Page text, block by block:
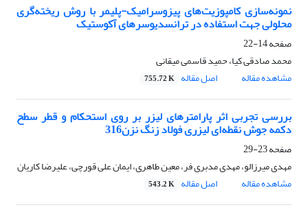
نمونه‌سازی کامپوزیت‌های پیزوسرامیک-پلیمر با روش ریخته‌گری
محلولی جهت استفاده در ترانسدیوسرهای آکوستیک
صفحه14-22
محمد صادقی کیا، حمید قاسمی میقانی
مشاهده مقاله
اصل مقاله 755.72 K
بررسی تجربی اثر پارامترهای لیزر بر روی استحکام و قطر سطح
دکمه جوش نقطه‌ای لیزری فولاد زنگ نزن316
صفحه23-29
مهدی میرزالو، مهدی مدبری فر، معین طاهری، ایمان علی قورچی، علیرضا کاریان
مشاهده مقاله
اصل مقاله 543.2 K